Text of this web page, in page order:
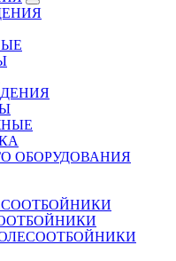
ОБОРУДОВАНИЯ